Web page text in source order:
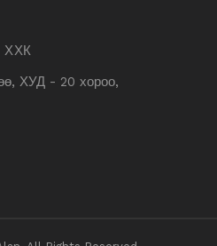
ХХК
ХУД - 20 хороо,